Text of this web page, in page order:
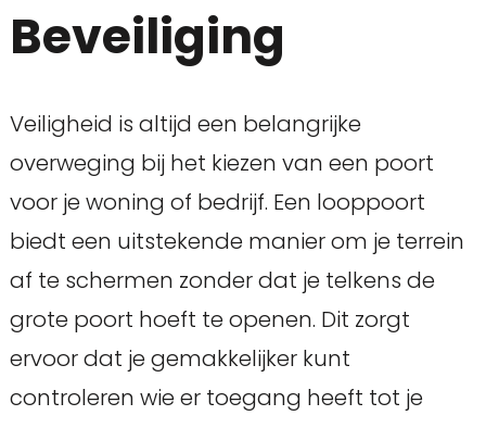
Beveiliging
Veiligheid is altijd een belangrijke
overweging bij het kiezen van een poort
voor je woning of bedrijf. Een looppoort
biedt een uitstekende manier om je terrein
af te schermen zonder dat je telkens de
grote poort hoeft te openen. Dit zorgt
ervoor dat je gemakkelijker kunt
controleren wie er toegang heeft tot je